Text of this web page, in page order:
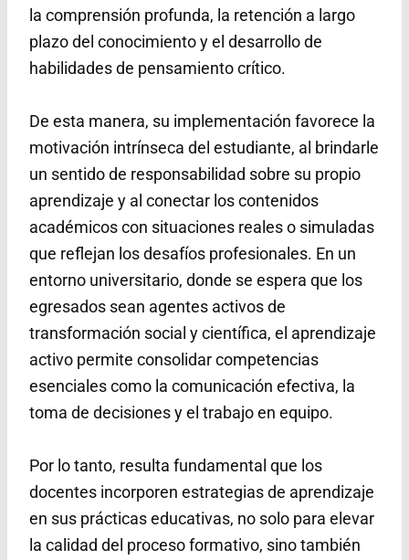
la comprensión profunda, la retención a largo
plazo del conocimiento y el desarrollo de
habilidades de pensamiento crítico.
De esta manera, su implementación favorece la
motivación intrínseca del estudiante, al brindarle
un sentido de responsabilidad sobre su propio
aprendizaje y al conectar los contenidos
académicos con situaciones reales o simuladas
que reflejan los desafíos profesionales. En un
entorno universitario, donde se espera que los
egresados sean agentes activos de
transformación social y científica, el aprendizaje
activo permite consolidar competencias
esenciales como la comunicación efectiva, la
toma de decisiones y el trabajo en equipo.
Por lo tanto, resulta fundamental que los
docentes incorporen estrategias de aprendizaje
en sus prácticas educativas, no solo para elevar
la calidad del proceso formativo, sino también